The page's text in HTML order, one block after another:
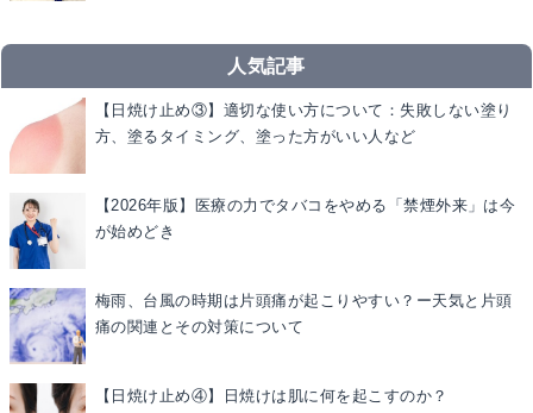
人気記事
【日焼け止め③】適切な使い方について：失敗しない塗り
方、塗るタイミング、塗った方がいい人など
【2026年版】医療の力でタバコをやめる「禁煙外来」は今
が始めどき
梅雨、台風の時期は片頭痛が起こりやすい？ー天気と片頭
痛の関連とその対策について
【日焼け止め④】日焼けは肌に何を起こすのか？